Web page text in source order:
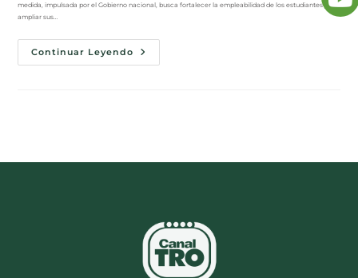
medida, impulsada por el Gobierno nacional, busca fortalecer la empleabilidad de los estudiantes y
ampliar sus…
Continuar Leyendo